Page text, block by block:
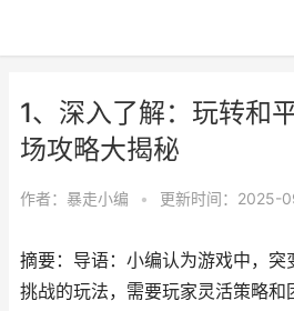
1、深入了解：玩转和
场攻略大揭秘
作者： 暴走小编 • 更新时间：2025-
摘要：导语：小编认为游戏中，突
挑战的玩法，需要玩家灵活策略和